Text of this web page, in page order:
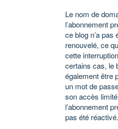
Le nom de
l’abonnement
ce blog n’a pas
renouvelé, ce
cette
certains cas, le
également être
un mot de
son accès
l’abonnement
pas été réactivé.